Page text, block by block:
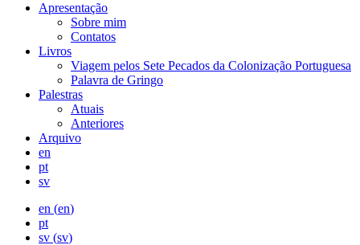
Apresentação
Sobre mim
Contatos
Livros
Viagem pelos Sete Pecados da Colonização Portuguesa
Palavra de Gringo
Palestras
Atuais
Anteriores
Arquivo
en
pt
sv
en (en)
pt
sv (sv)